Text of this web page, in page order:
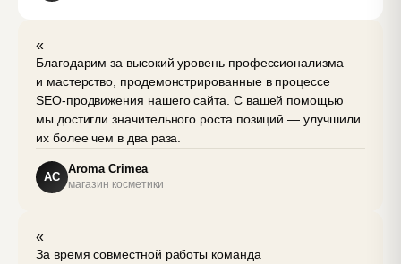
«
Благодарим за высокий уровень профессионализма
и мастерство, продемонстрированные в процессе
SEO‑продвижения нашего сайта. С вашей помощью
мы достигли значительного роста позиций — улучшили
их более чем в два раза.
AC
Aroma Crimea
магазин косметики
«
За время совместной работы команда